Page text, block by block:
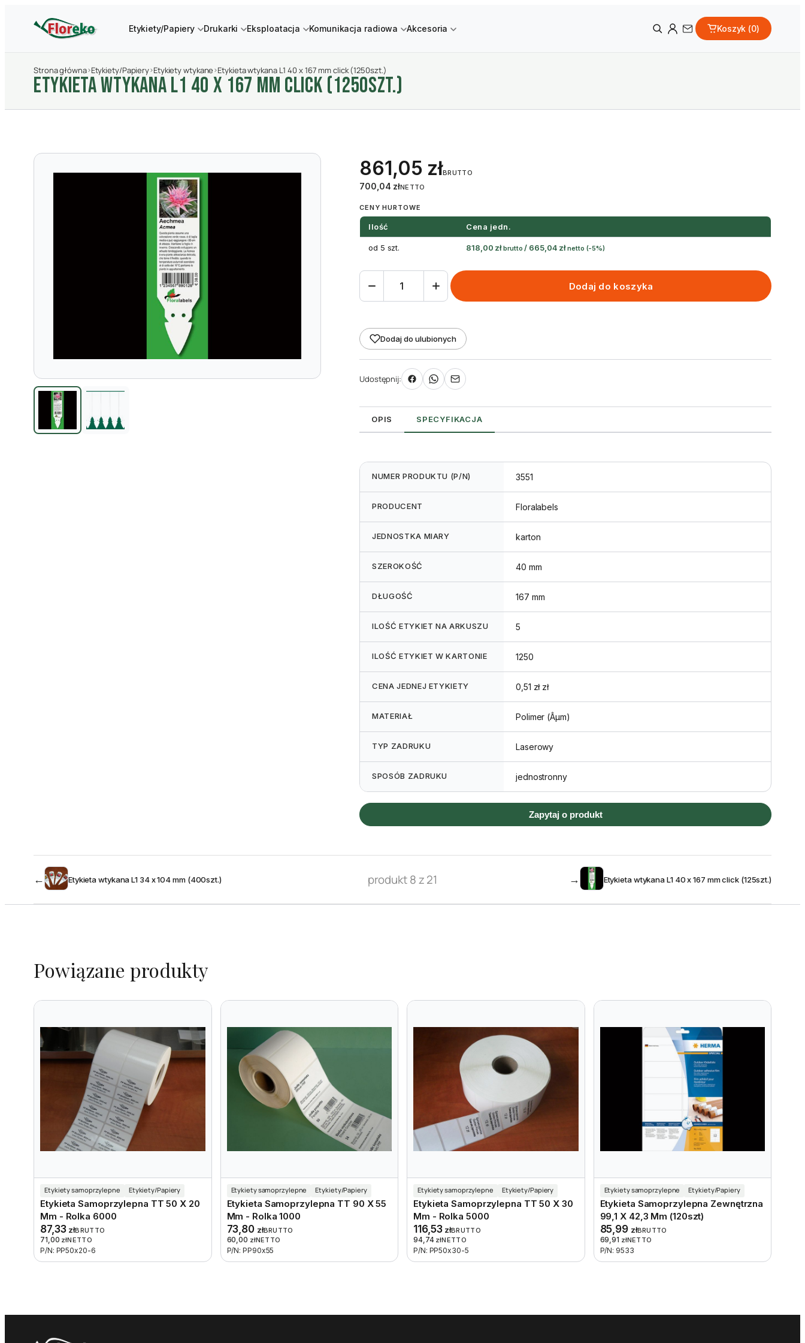
Etykiety/Papiery Drukarki Eksploatacja Komunikacja radiowa Akcesoria Koszyk (0)
Strona główna›Etykiety/Papiery›Etykiety wtykane›Etykieta wtykana L1 40 x 167 mm click (1250szt.)
ETYKIETA WTYKANA L1 40 X 167 MM CLICK (1250SZT.)
861,05 złBRUTTO
700,04 złNETTO
CENY HURTOWE
Ilość Cena jedn.
od 5 szt. 818,00 zł brutto / 665,04 zł netto (-5%)
ilość
Etykieta
L1
40
167
mm
click
Dodaj do koszyka
Dodaj do ulubionych
Udostępnij:
OPIS SPECYFIKACJA
NUMER PRODUKTU (P/N) 3551
PRODUCENT Floralabels
JEDNOSTKA MIARY karton
SZEROKOŚĆ 40 mm
DŁUGOŚĆ 167 mm
ILOŚĆ ETYKIET NA ARKUSZU 5
ILOŚĆ ETYKIET W KARTONIE 1250
CENA JEDNEJ ETYKIETY 0,51 zł zł
MATERIAŁ Polimer (Âµm)
TYP ZADRUKU Laserowy
SPOSÓB ZADRUKU jednostronny
Zapytaj o produkt
← Etykieta wtykana L1 34 x 104 mm (400szt.) produkt 8 z 21 Etykieta wtykana L1 40 x 167 mm click (125szt.)
→
Powiązane produkty
Etykiety samoprzylepne Etykiety/Papiery
Etykieta Samoprzylepna TT 50 X 20
Mm - Rolka 6000
87,33 złBRUTTO
71,00 złNETTO
P/N: PP50x20-6
Etykiety samoprzylepne Etykiety/Papiery
Etykieta Samoprzylepna TT 90 X 55
Mm - Rolka 1000
73,80 złBRUTTO
60,00 złNETTO
P/N: PP90x55
Etykiety samoprzylepne Etykiety/Papiery
Etykieta Samoprzylepna TT 50 X 30
Mm - Rolka 5000
116,53 złBRUTTO
94,74 złNETTO
P/N: PP50x30-5
Etykiety samoprzylepne Etykiety/Papiery
Etykieta Samoprzylepna Zewnętrzna
99,1 X 42,3 Mm (120szt)
85,99 złBRUTTO
69,91 złNETTO
P/N: 9533